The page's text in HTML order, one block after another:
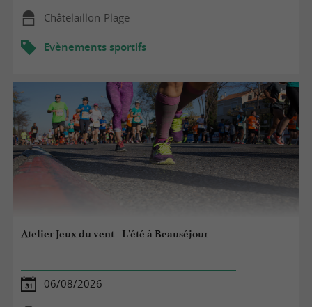
Châtelaillon-Plage
Evènements sportifs
Atelier Jeux du vent - L'été à Beauséjour
06/08/2026